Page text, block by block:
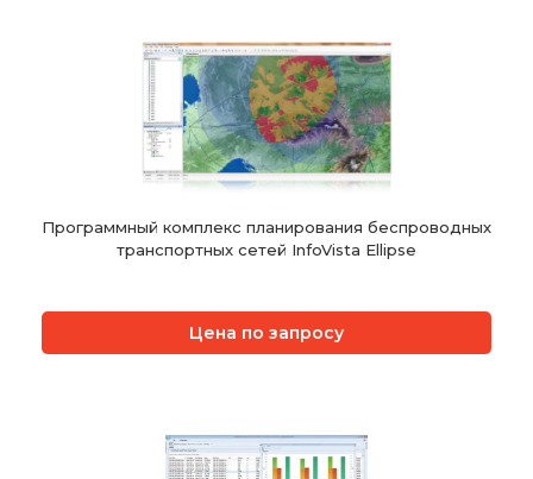
Программный комплекс планирования беспроводных
транспортных сетей InfoVista Ellipse
Цена по запросу